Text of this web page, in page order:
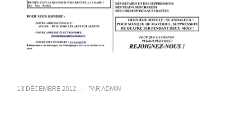
13 DÉCEMBRE 2012 / PAR ADMIN